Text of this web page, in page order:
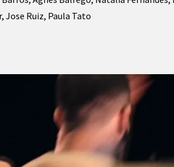
Jose Ruiz, Paula Tato